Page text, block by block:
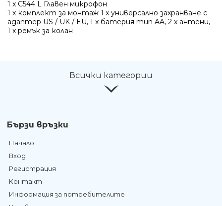
1 x C544 L Главен микрофон
1 x комплект за монтаж 1 x универсално захранване с
адаптер US / UK / EU, 1 x батерия тип AA, 2 x антени,
1 x ремък за колан
Всички категории
Бързи връзки
Начало
Вход
Регистрация
Контакт
Информация за потребителите